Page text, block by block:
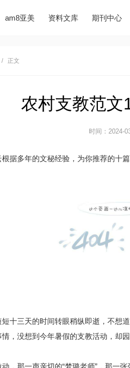
am8亚美 资料文库 期刊中心
正文
农村支教范文
时间：2024-
据多年的文秘经验，为你推荐的十
十三天的时间转眼稍纵即逝，不想
，没想到今年暑假的支教活动，却园